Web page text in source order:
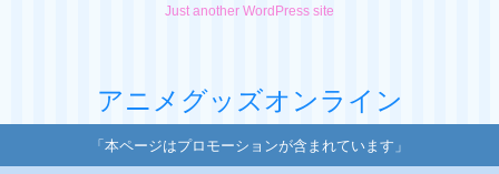
Just another WordPress site
アニメグッズオンライン
「本ページはプロモーションが含まれています」